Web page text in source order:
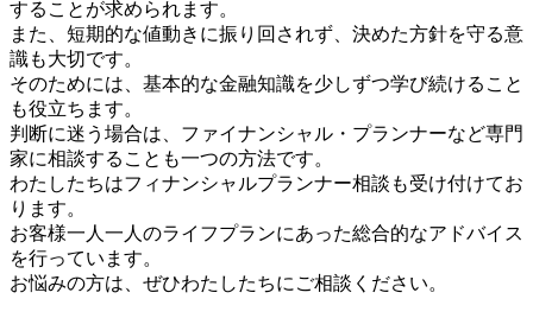
することが求められます。
また、短期的な値動きに振り回されず、決めた方針を守る意
識も大切です。
そのためには、基本的な金融知識を少しずつ学び続けること
も役立ちます。
判断に迷う場合は、ファイナンシャル・プランナーなど専門
家に相談することも一つの方法です。
わたしたちはフィナンシャルプランナー相談も受け付けてお
ります。
お客様一人一人のライフプランにあった総合的なアドバイス
を行っています。
お悩みの方は、ぜひわたしたちにご相談ください。